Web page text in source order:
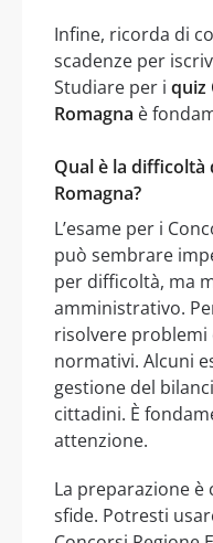
Infine, ricorda di
scadenze per
Studiare per i quiz
Romagna è
Qual è la difficoltà
Romagna?
L’esame per i
può sembrare
per difficoltà, ma
amministrativo.
risolvere problemi
normativi. Alcuni
gestione del
cittadini. È
attenzione.
La preparazione
sfide. Potresti